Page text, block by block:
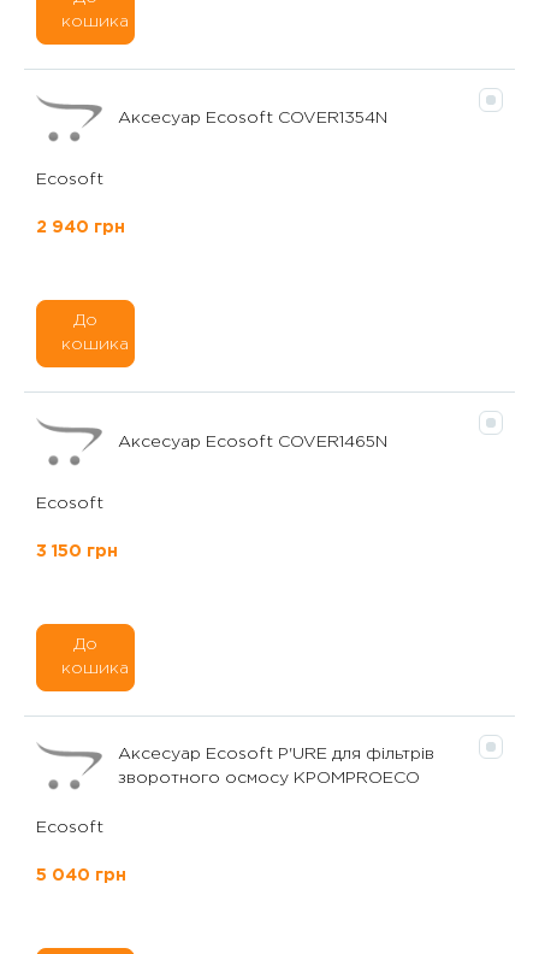
кошика
Аксесуар Ecosoft COVER1354N
Ecosoft
2 940 грн
До
кошика
Аксесуар Ecosoft COVER1465N
Ecosoft
3 150 грн
До
кошика
Аксесуар Ecosoft P'URE для фільтрів
зворотного осмосу KPOMPROECO
Ecosoft
5 040 грн